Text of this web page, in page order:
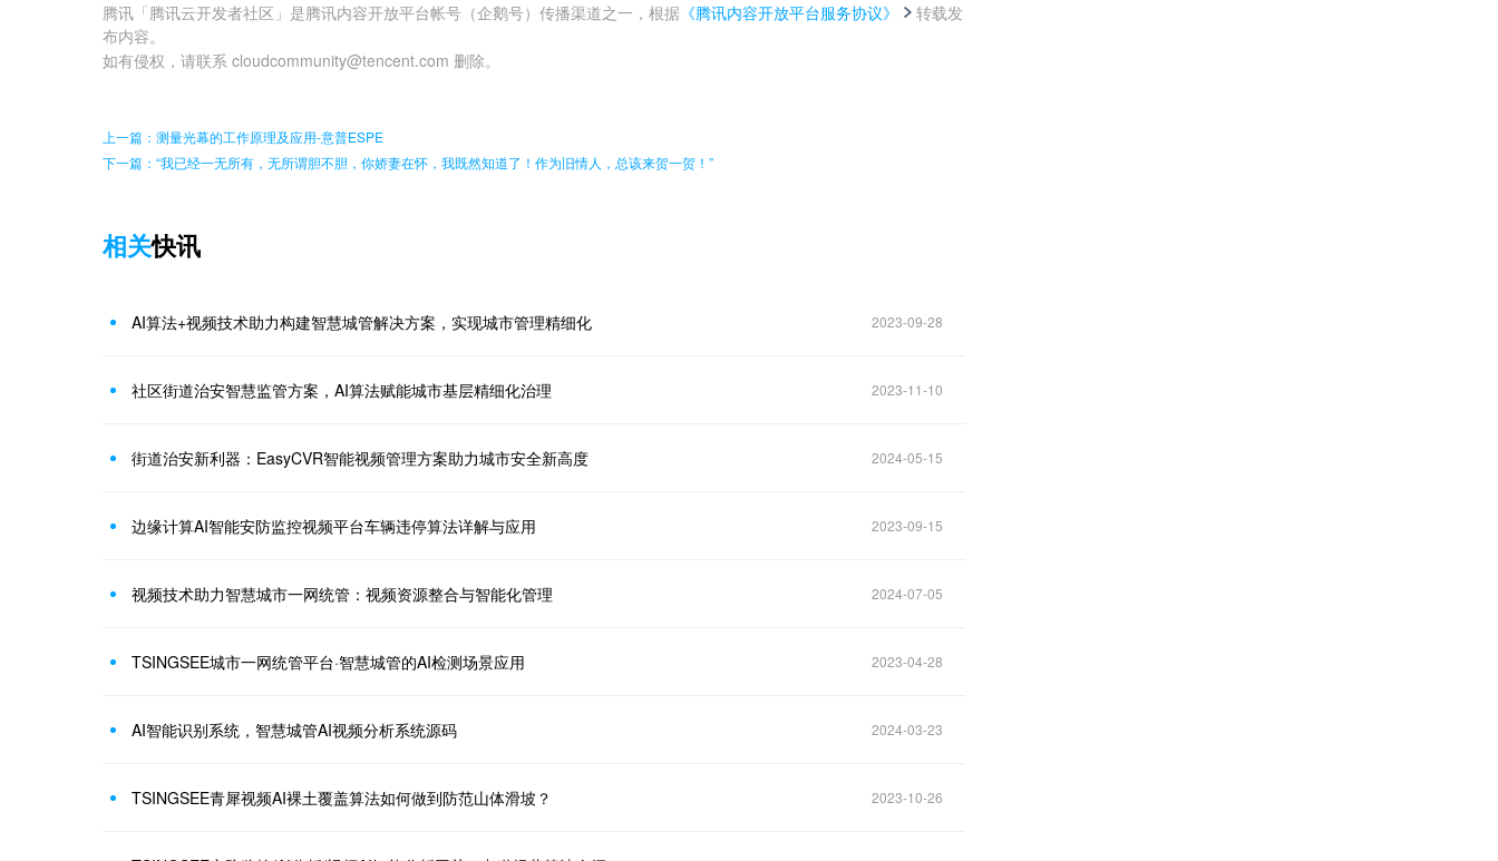
腾讯「腾讯云开发者社区」是腾讯内容开放平台帐号（企鹅号）传播渠道之一，根据 《腾讯内容开放平台服务协议》
转载发
布内容。
如有侵权，请联系 cloudcommunity@tencent.com 删除。
上一篇：测量光幕的工作原理及应用-意普ESPE
下一篇：“我已经一无所有，无所谓胆不胆，你娇妻在怀，我既然知道了！作为旧情人，总该来贺一贺！”
相关快讯
AI算法+视频技术助力构建智慧城管解决方案，实现城市管理精细化 2023-09-28
社区街道治安智慧监管方案，AI算法赋能城市基层精细化治理 2023-11-10
街道治安新利器：EasyCVR智能视频管理方案助力城市安全新高度 2024-05-15
边缘计算AI智能安防监控视频平台车辆违停算法详解与应用 2023-09-15
视频技术助力智慧城市一网统管：视频资源整合与智能化管理 2024-07-05
TSINGSEE城市一网统管平台·智慧城管的AI检测场景应用 2023-04-28
AI智能识别系统，智慧城管AI视频分析系统源码 2024-03-23
TSINGSEE青犀视频AI裸土覆盖算法如何做到防范山体滑坡？ 2023-10-26